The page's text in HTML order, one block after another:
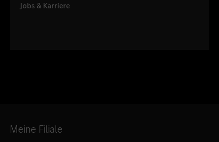
Jobs & Karriere
Meine Filiale